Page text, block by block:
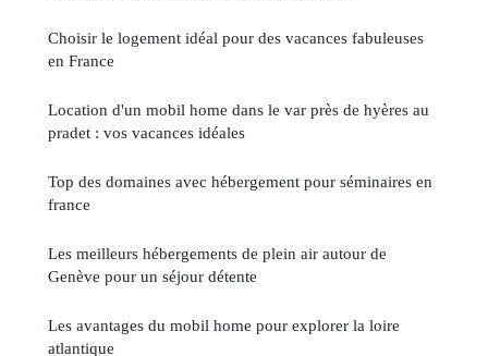
Choisir le logement idéal pour des vacances fabuleuses
en France
Location d'un mobil home dans le var près de hyères au
pradet : vos vacances idéales
Top des domaines avec hébergement pour séminaires en
france
Les meilleurs hébergements de plein air autour de
Genève pour un séjour détente
Les avantages du mobil home pour explorer la loire
atlantique